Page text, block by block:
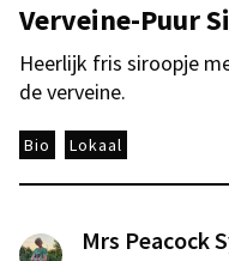
Verveine-Puur
Heerlijk fris siroopje
de verveine.
Bio Lokaal
Mrs Peacock